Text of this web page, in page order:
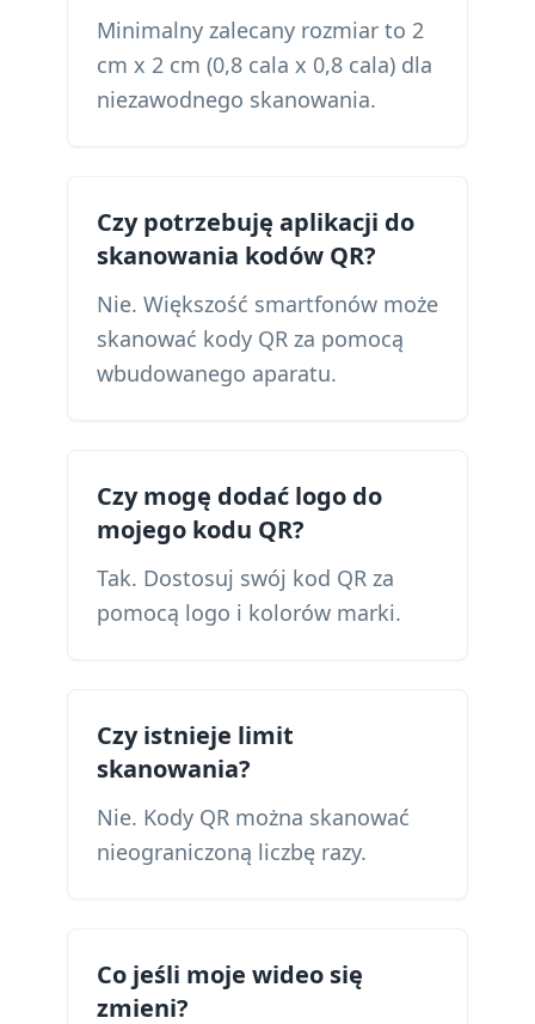
Minimalny zalecany rozmiar to 2
cm x 2 cm (0,8 cala x 0,8 cala) dla
niezawodnego skanowania.
Czy potrzebuję aplikacji do
skanowania kodów QR?
Nie. Większość smartfonów może
skanować kody QR za pomocą
wbudowanego aparatu.
Czy mogę dodać logo do
mojego kodu QR?
Tak. Dostosuj swój kod QR za
pomocą logo i kolorów marki.
Czy istnieje limit
skanowania?
Nie. Kody QR można skanować
nieograniczoną liczbę razy.
Co jeśli moje wideo się
zmieni?